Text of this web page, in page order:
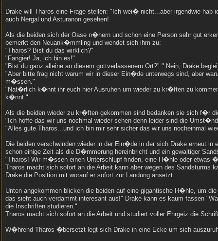
Drake will Tharos eine Frage stellen: "Ich wei� nicht...aber irgendwie
auch Nergal und Asturanon gesehen!
Als die beiden sich der Oase n�hern und schon eine Person sehr gut
bemerkt den Neuank�mmling und wendet sich ihm zu:
"Tharos? Bist du das wirklich?"
"Fangier! Ja, ich bin es!"
"Bist du ganz alleine an diesem gottverlassenem Ort?" " Nein, Drake
"Aber bitte frag nicht warum wir in dieser Ein�de unterwegs sind, aber
m�ssen."
"Nat�rlich k�nnt ihr euch hier Ausruhen um wieder zu kr�ften zu
k�nnt."
Als die beiden wieder zu kr�ften gekommen sind bedanken sie sich f�r
"Ich hoffe das wir uns nochmal wieder sehen denn leider sind die
"Alles gute Tharos...und ich bin mir sehr sicher das wir uns nocheinmal
Die beiden verschwinden wieder in der Ein�de in der sich Drake erneut
schon einige Zeit als die D�mmerung hereinbricht und ein gewaltiger
"Tharos! Wir m�ssen einen Unterschlupf finden, eine H�hle oder etwas
Tharos macht sich sofort an die Arbeit kann aber wegen des Sandsturms
Drake die Position mit worauf er sofort zur Landung ansetzt.
Unten angekommen blicken die beiden auf eine gigantische H�hle, um
das sieht auch verdammt interesant aus!" Drake kann es kaum fassen
die Inschriften studieren."
Tharos macht sich sofort an die Arbeit und studiert voller Ehrgeiz die
W�hrend Tharos �bersetzt legt sich Drake in eine Ecke um sich